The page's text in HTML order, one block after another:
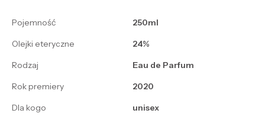
Pojemność
250ml
Olejki eteryczne
24%
Rodzaj
Eau de Parfum
Rok premiery
2020
Dla kogo
unisex